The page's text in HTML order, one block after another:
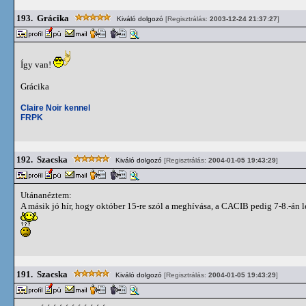
193. Grácika Kiváló dolgozó [Regisztrálás: 2003-12-24 21:37:27]
Így van!
Grácika
Claire Noir kennel
FRPK
192. Szacska Kiváló dolgozó [Regisztrálás: 2004-01-05 19:43:29]
Utánanéztem:
A másik jó hír, hogy október 15-re szól a meghívása, a CACIB pedig 7-8.-án
191. Szacska Kiváló dolgozó [Regisztrálás: 2004-01-05 19:43:29]